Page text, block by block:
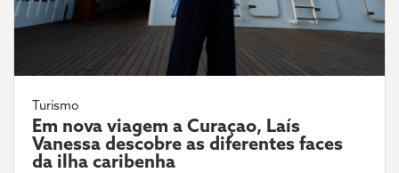
Turismo
Em nova viagem a Curaçao, Laís
Vanessa descobre as diferentes faces
da ilha caribenha